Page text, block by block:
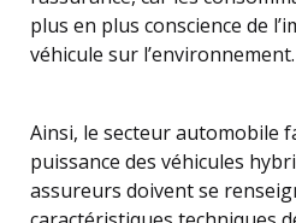
plus en plus conscience de
véhicule sur l’environnement.
Ainsi, le secteur automobile
puissance des véhicules
assureurs doivent se